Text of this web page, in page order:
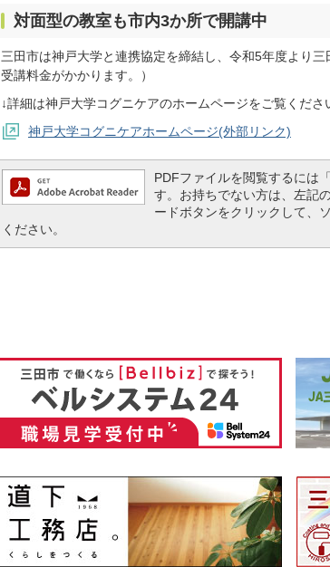
対面型の教室も市内3か所で開講中
三田市は神戸大学と連携協定を締結し、令和5年度より
受講料金がかかります。）
↓詳細は神戸大学コグニケアのホームページをご覧くださ
神戸大学コグニケアホームページ(外部リンク)
PDFファイルを閲覧するには
す。お持ちでない方は、左記
ードボタンをクリックして、
ください。